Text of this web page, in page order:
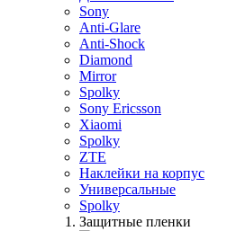
Sony
Anti-Glare
Anti-Shock
Diamond
Mirror
Spolky
Sony Ericsson
Xiaomi
Spolky
ZTE
Наклейки на корпус
Универсальные
Spolky
Защитные пленки